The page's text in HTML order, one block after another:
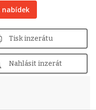
nabídek
Tisk inzerátu
Nahlásit inzerát